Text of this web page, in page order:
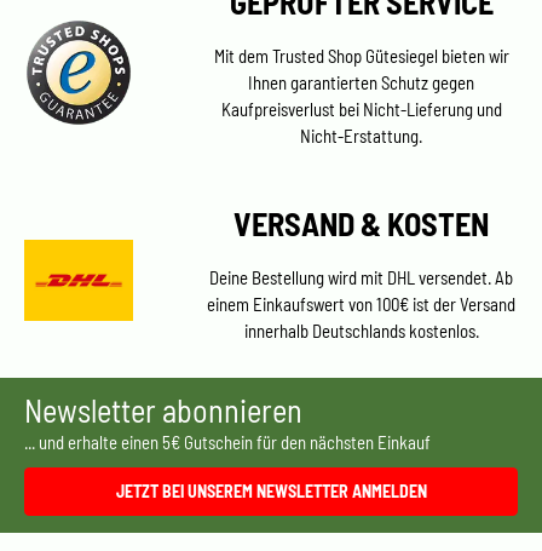
Mit dem Trusted Shop Gütesiegel bieten wir
Ihnen garantierten Schutz gegen
Kaufpreisverlust bei Nicht-Lieferung und
Nicht-Erstattung.
VERSAND & KOSTEN
Deine Bestellung wird mit DHL versendet. Ab
einem Einkaufswert von 100€ ist der Versand
innerhalb Deutschlands kostenlos.
Newsletter abonnieren
... und erhalte einen 5€ Gutschein für den nächsten Einkauf
JETZT BEI UNSEREM NEWSLETTER ANMELDEN